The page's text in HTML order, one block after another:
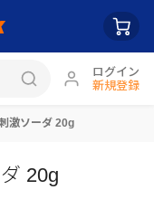
ログイン
新規登録
激ソーダ 20g
20g